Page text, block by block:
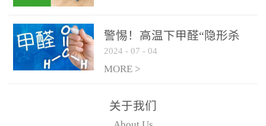
警惕！高温下甲醛“隐形杀
手”来袭，你的家安全吗？
2024 - 07 - 04
MORE >
关于我们